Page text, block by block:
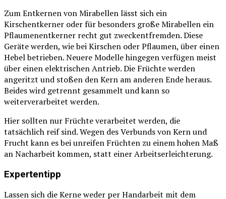
Zum Entkernen von Mirabellen lässt sich ein
Kirschentkerner oder für besonders große Mirabellen ein
Pflaumenentkerner recht gut zweckentfremden. Diese
Geräte werden, wie bei Kirschen oder Pflaumen, über einen
Hebel betrieben. Neuere Modelle hingegen verfügen meist
über einen elektrischen Antrieb. Die Früchte werden
angeritzt und stoßen den Kern am anderen Ende heraus.
Beides wird getrennt gesammelt und kann so
weiterverarbeitet werden.
Hier sollten nur Früchte verarbeitet werden, die
tatsächlich reif sind. Wegen des Verbunds von Kern und
Frucht kann es bei unreifen Früchten zu einem hohen Maß
an Nacharbeit kommen, statt einer Arbeitserleichterung.
Expertentipp
Lassen sich die Kerne weder per Handarbeit mit dem